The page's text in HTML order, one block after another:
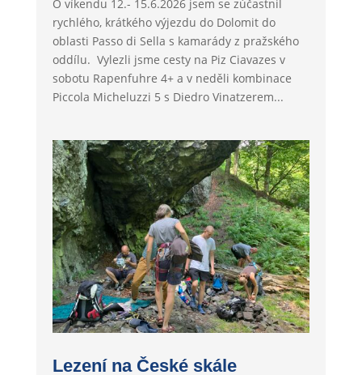
O víkendu 12.- 15.6.2026 jsem se zúčastnil
rychlého, krátkého výjezdu do Dolomit do
oblasti Passo di Sella s kamarády z pražského
oddílu. Vylezli jsme cesty na Piz Ciavazes v
sobotu Rapenfuhre 4+ a v neděli kombinace
Piccola Micheluzzi 5 s Diedro Vinatzerem...
Lezení na České skále